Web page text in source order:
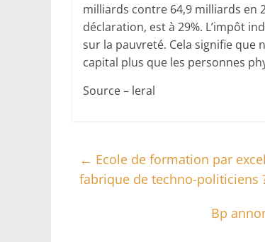
milliards contre 64,9 milliards en
déclaration, est à 29%. L’impôt
sur la pauvreté. Cela signifie que
capital plus que les personnes
Source – leral
← Ecole de formation par
fabrique de techno-politiciens
Bp